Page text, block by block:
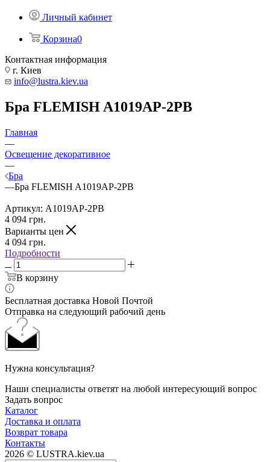
Личный кабинет
Корзина0
Контактная информация
г. Киев
info@lustra.kiev.ua
Бра FLEMISH A1019AP-2PB
Главная
—
Освещение декоративное
—
Бра
—Бра FLEMISH A1019AP-2PB
Артикул: A1019AP-2PB
4 094 грн.
Варианты цен
4 094 грн.
Подробности
В корзину
Бесплатная доставка Новой Почтой
Отправка на следующий рабочий день
Нужна консультация?
Наши специалисты ответят на любой интересующий вопрос
Задать вопрос
Каталог
Доставка и оплата
Возврат товара
Контакты
2026 © LUSTRA.kiev.ua